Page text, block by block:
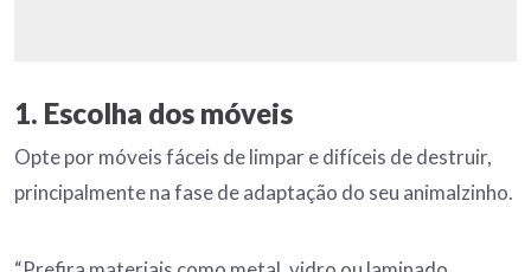
1. Escolha dos móveis
Opte por móveis fáceis de limpar e difíceis de destruir,
principalmente na fase de adaptação do seu animalzinho.